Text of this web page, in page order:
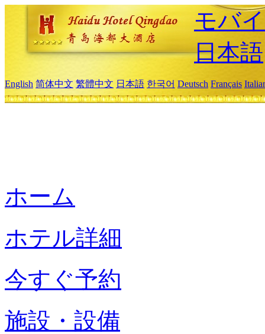
モバ
日本語
English 简体中文 繁體中文 日本語 한국어 Deutsch Français
ホーム
ホテル詳細
今すぐ予約
施設・設備